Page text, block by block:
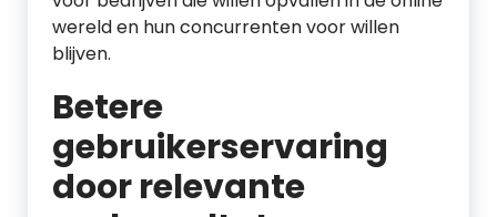
wereld en hun concurrenten voor willen
blijven.
Betere
gebruikerservaring
door relevante